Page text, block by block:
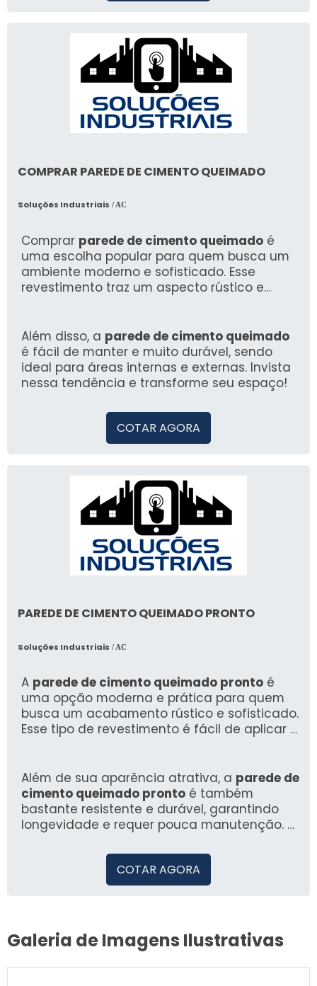
COMPRAR PAREDE DE CIMENTO QUEIMADO
Soluções Industriais / AC
Comprar parede de cimento queimado é
uma escolha popular para quem busca um
ambiente moderno e sofisticado. Esse
revestimento traz um aspecto rústico e
Além disso, a parede de cimento queimado
é fácil de manter e muito durável, sendo
ideal para áreas internas e externas. Invista
nessa tendência e transforme seu espaço!
COTAR AGORA
PAREDE DE CIMENTO QUEIMADO PRONTO
Soluções Industriais / AC
A parede de cimento queimado pronto é
uma opção moderna e prática para quem
busca um acabamento rústico e sofisticado.
Esse tipo de revestimento é fácil de aplicar e
como residências e comerciais.
Além de sua aparência atrativa, a parede de
cimento queimado pronto é também
bastante resistente e durável, garantindo
longevidade e requer pouca manutenção. É
COTAR AGORA
Galeria de Imagens Ilustrativas